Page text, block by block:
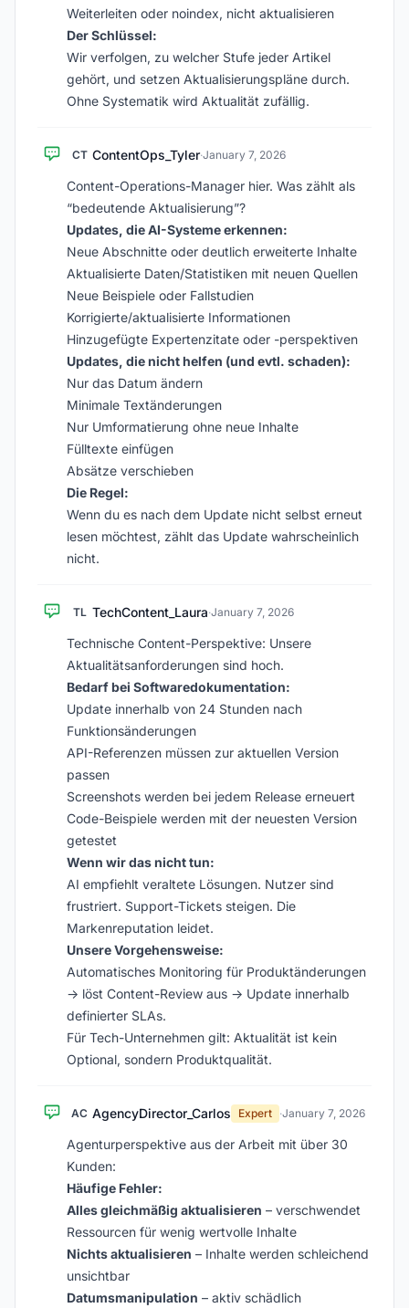
Weiterleiten oder noindex, nicht aktualisieren
Der Schlüssel:
Wir verfolgen, zu welcher Stufe jeder Artikel
gehört, und setzen Aktualisierungspläne durch.
Ohne Systematik wird Aktualität zufällig.
CT ContentOps_Tyler·January 7, 2026
Content-Operations-Manager hier. Was zählt als
“bedeutende Aktualisierung”?
Updates, die AI-Systeme erkennen:
Neue Abschnitte oder deutlich erweiterte Inhalte
Aktualisierte Daten/Statistiken mit neuen Quellen
Neue Beispiele oder Fallstudien
Korrigierte/aktualisierte Informationen
Hinzugefügte Expertenzitate oder -perspektiven
Updates, die nicht helfen (und evtl. schaden):
Nur das Datum ändern
Minimale Textänderungen
Nur Umformatierung ohne neue Inhalte
Fülltexte einfügen
Absätze verschieben
Die Regel:
Wenn du es nach dem Update nicht selbst erneut
lesen möchtest, zählt das Update wahrscheinlich
nicht.
TL TechContent_Laura·January 7, 2026
Technische Content-Perspektive: Unsere
Aktualitätsanforderungen sind hoch.
Bedarf bei Softwaredokumentation:
Update innerhalb von 24 Stunden nach
Funktionsänderungen
API-Referenzen müssen zur aktuellen Version
passen
Screenshots werden bei jedem Release erneuert
Code-Beispiele werden mit der neuesten Version
getestet
Wenn wir das nicht tun:
AI empfiehlt veraltete Lösungen. Nutzer sind
frustriert. Support-Tickets steigen. Die
Markenreputation leidet.
Unsere Vorgehensweise:
Automatisches Monitoring für Produktänderungen
→ löst Content-Review aus → Update innerhalb
definierter SLAs.
Für Tech-Unternehmen gilt: Aktualität ist kein
Optional, sondern Produktqualität.
AC AgencyDirector_Carlos Expert ·January 7, 2026
Agenturperspektive aus der Arbeit mit über 30
Kunden:
Häufige Fehler:
Alles gleichmäßig aktualisieren – verschwendet
Ressourcen für wenig wertvolle Inhalte
Nichts aktualisieren – Inhalte werden schleichend
unsichtbar
Datumsmanipulation – aktiv schädlich